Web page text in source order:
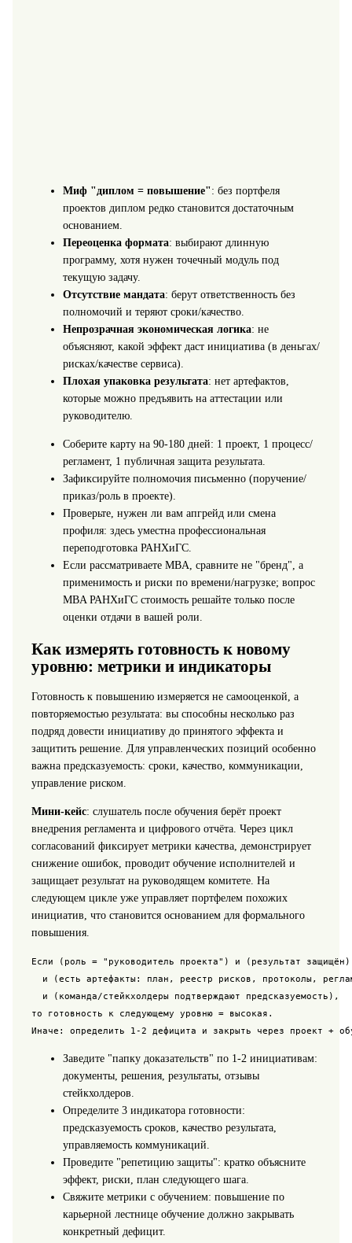
Миф "диплом = повышение": без портфеля
проектов диплом редко становится достаточным
основанием.
Переоценка формата: выбирают длинную
программу, хотя нужен точечный модуль под
текущую задачу.
Отсутствие мандата: берут ответственность без
полномочий и теряют сроки/качество.
Непрозрачная экономическая логика: не
объясняют, какой эффект даст инициатива (в деньгах/
рисках/качестве сервиса).
Плохая упаковка результата: нет артефактов,
которые можно предъявить на аттестации или
руководителю.
Соберите карту на 90-180 дней: 1 проект, 1 процесс/
регламент, 1 публичная защита результата.
Зафиксируйте полномочия письменно (поручение/
приказ/роль в проекте).
Проверьте, нужен ли вам апгрейд или смена
профиля: здесь уместна профессиональная
переподготовка РАНХиГС.
Если рассматриваете MBA, сравните не "бренд", а
применимость и риски по времени/нагрузке; вопрос
MBA РАНХиГС стоимость решайте только после
оценки отдачи в вашей роли.
Как измерять готовность к новому
уровню: метрики и индикаторы
Готовность к повышению измеряется не самооценкой, а
повторяемостью результата: вы способны несколько раз
подряд довести инициативу до принятого эффекта и
защитить решение. Для управленческих позиций особенно
важна предсказуемость: сроки, качество, коммуникации,
управление риском.
Мини-кейс: слушатель после обучения берёт проект
внедрения регламента и цифрового отчёта. Через цикл
согласований фиксирует метрики качества, демонстрирует
снижение ошибок, проводит обучение исполнителей и
защищает результат на руководящем комитете. На
следующем цикле уже управляет портфелем похожих
инициатив, что становится основанием для формального
повышения.
Если (роль = "руководитель проекта") и (результат
и (есть артефакты: план, реестр рисков, протоколы,
  и (команда/стейкхолдеры подтверждают предсказуемость),
то готовность к следующему уровню = высокая.
Иначе: определить 1-2 дефицита и закрыть через проект +
Заведите "папку доказательств" по 1-2 инициативам:
документы, решения, результаты, отзывы
стейкхолдеров.
Определите 3 индикатора готовности:
предсказуемость сроков, качество результата,
управляемость коммуникаций.
Проведите "репетицию защиты": кратко объясните
эффект, риски, план следующего шага.
Свяжите метрики с обучением: повышение по
карьерной лестнице обучение должно закрывать
конкретный дефицит.